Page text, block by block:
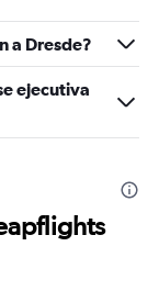
a Dresde?
ejecutiva